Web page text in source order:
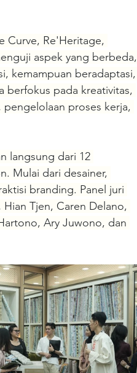
Curve, Re'Heritage,
aspek yang berbeda,
kemampuan beradaptasi,
berfokus pada kreativitas,
proses kerja,
langsung dari 12
Mulai dari desainer,
branding. Panel juri
Tjen, Caren Delano,
Ary Juwono, dan